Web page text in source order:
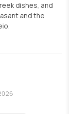
dishes, and
and the